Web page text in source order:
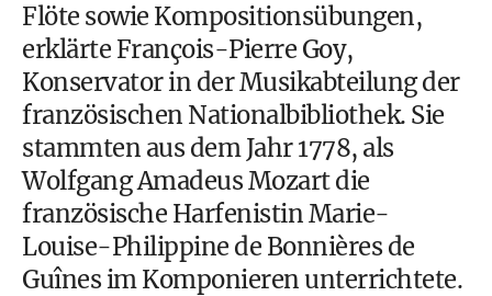
Flöte sowie Kompositionsübungen,
erklärte François-Pierre Goy,
Konservator in der Musikabteilung der
französischen Nationalbibliothek. Sie
stammten aus dem Jahr 1778, als
Wolfgang Amadeus Mozart die
französische Harfenistin Marie-
Louise-Philippine de Bonnières de
Guînes im Komponieren unterrichtete.